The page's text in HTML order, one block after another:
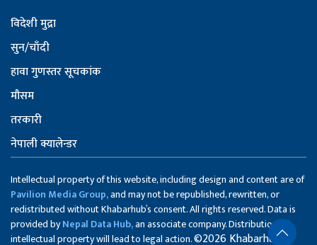
विदेशी मुद्रा
सुन/चाँदी
हावा गुणस्तर सूचकांक
मौसम
तरकारी
नेपाली क्यालेन्डर
Intellectual property of this website, including design and content are of
Pavilion Media Group,and may not be republished, rewritten, or
redistributed without Khabarhub’s consent. All rights reserved. Data is
provided byNepal Data Hub,an associate company. Distribution of
intellectual property will lead to legal action.©2026 Khabarhub